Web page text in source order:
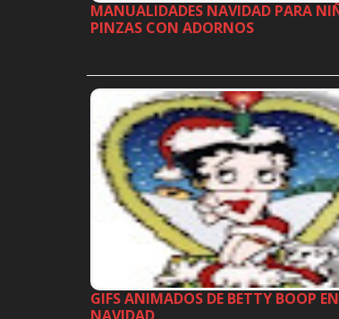
MANUALIDADES NAVIDAD PARA
PINZAS CON ADORNOS
GIFS ANIMADOS DE BETTY BOOP EN